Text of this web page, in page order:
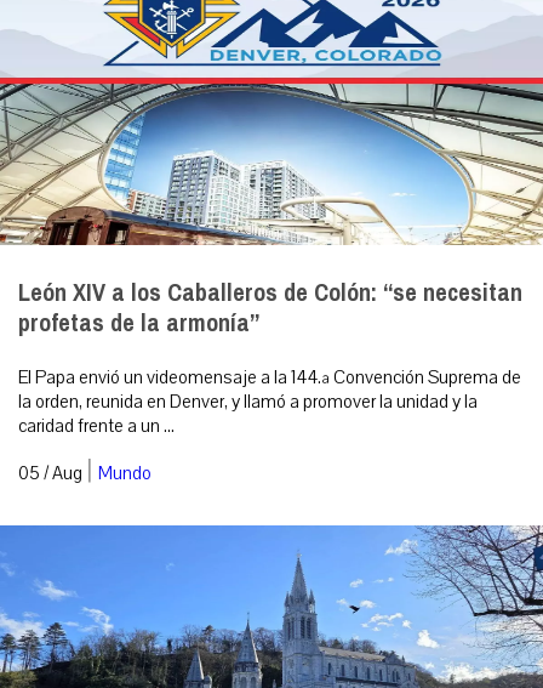
León XIV a los Caballeros de Colón: “se necesitan
profetas de la armonía”
El Papa envió un videomensaje a la 144.ª Convención Suprema de
la orden, reunida en Denver, y llamó a promover la unidad y la
caridad frente a un ...
05 / Aug | Mundo